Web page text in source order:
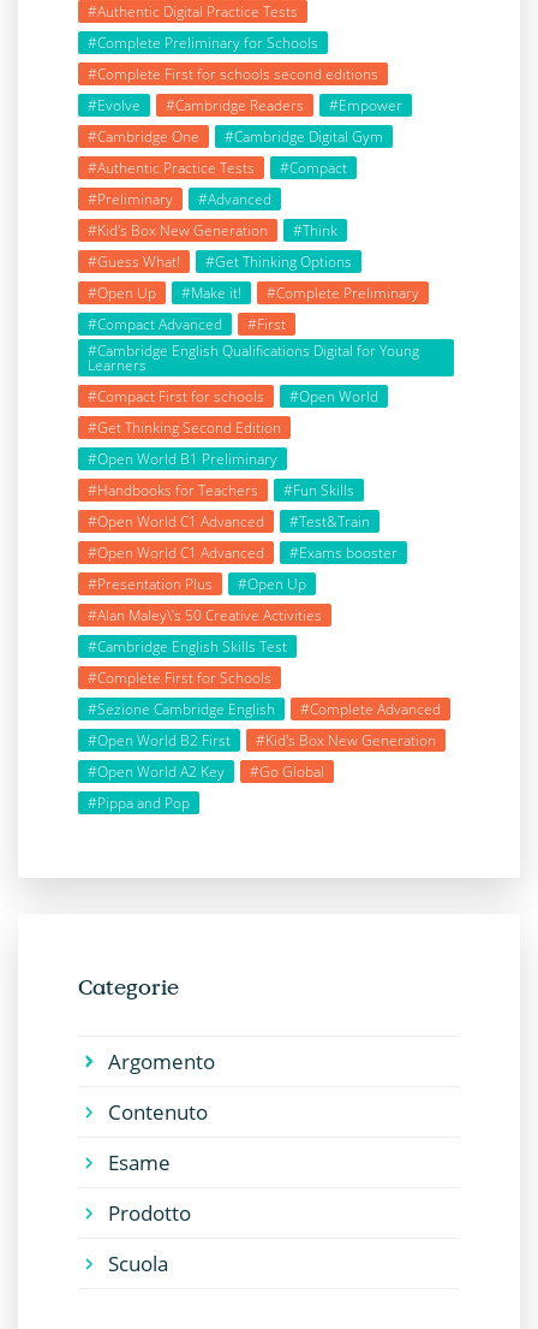
#Authentic Digital Practice Tests
#Complete Preliminary for Schools
#Complete First for schools second editions
#Evolve
#Cambridge Readers
#Empower
#Cambridge One
#Cambridge Digital Gym
#Authentic Practice Tests
#Compact
#Preliminary
#Advanced
#Kid's Box New Generation
#Think
#Guess What!
#Get Thinking Options
#Open Up
#Make it!
#Complete Preliminary
#Compact Advanced
#First
#Cambridge English Qualifications Digital for Young
Learners
#Compact First for schools
#Open World
#Get Thinking Second Edition
#Open World B1 Preliminary
#Handbooks for Teachers
#Fun Skills
#Open World C1 Advanced
#Test&Train
#Open World C1 Advanced
#Exams booster
#Presentation Plus
#Open Up
#Alan Maley\'s 50 Creative Activities
#Cambridge English Skills Test
#Complete First for Schools
#Sezione Cambridge English
#Complete Advanced
#Open World B2 First
#Kid's Box New Generation
#Open World A2 Key
#Go Global
#Pippa and Pop
Categorie
Argomento
Contenuto
Esame
Prodotto
Scuola